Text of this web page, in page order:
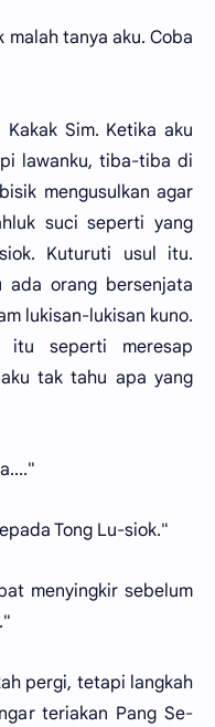
malah tanya aku. Coba
Sim. Ketika aku
lawanku, tiba-tiba di
mengusulkan agar
suci seperti yang
Kuturuti usul itu.
orang bersenjata
lukisan-lukisan kuno.
itu seperti meresap
tak tahu apa yang
Tong Lu-siok."
menyingkir sebelum
pergi, tetapi langkah
teriakan Pang Se-